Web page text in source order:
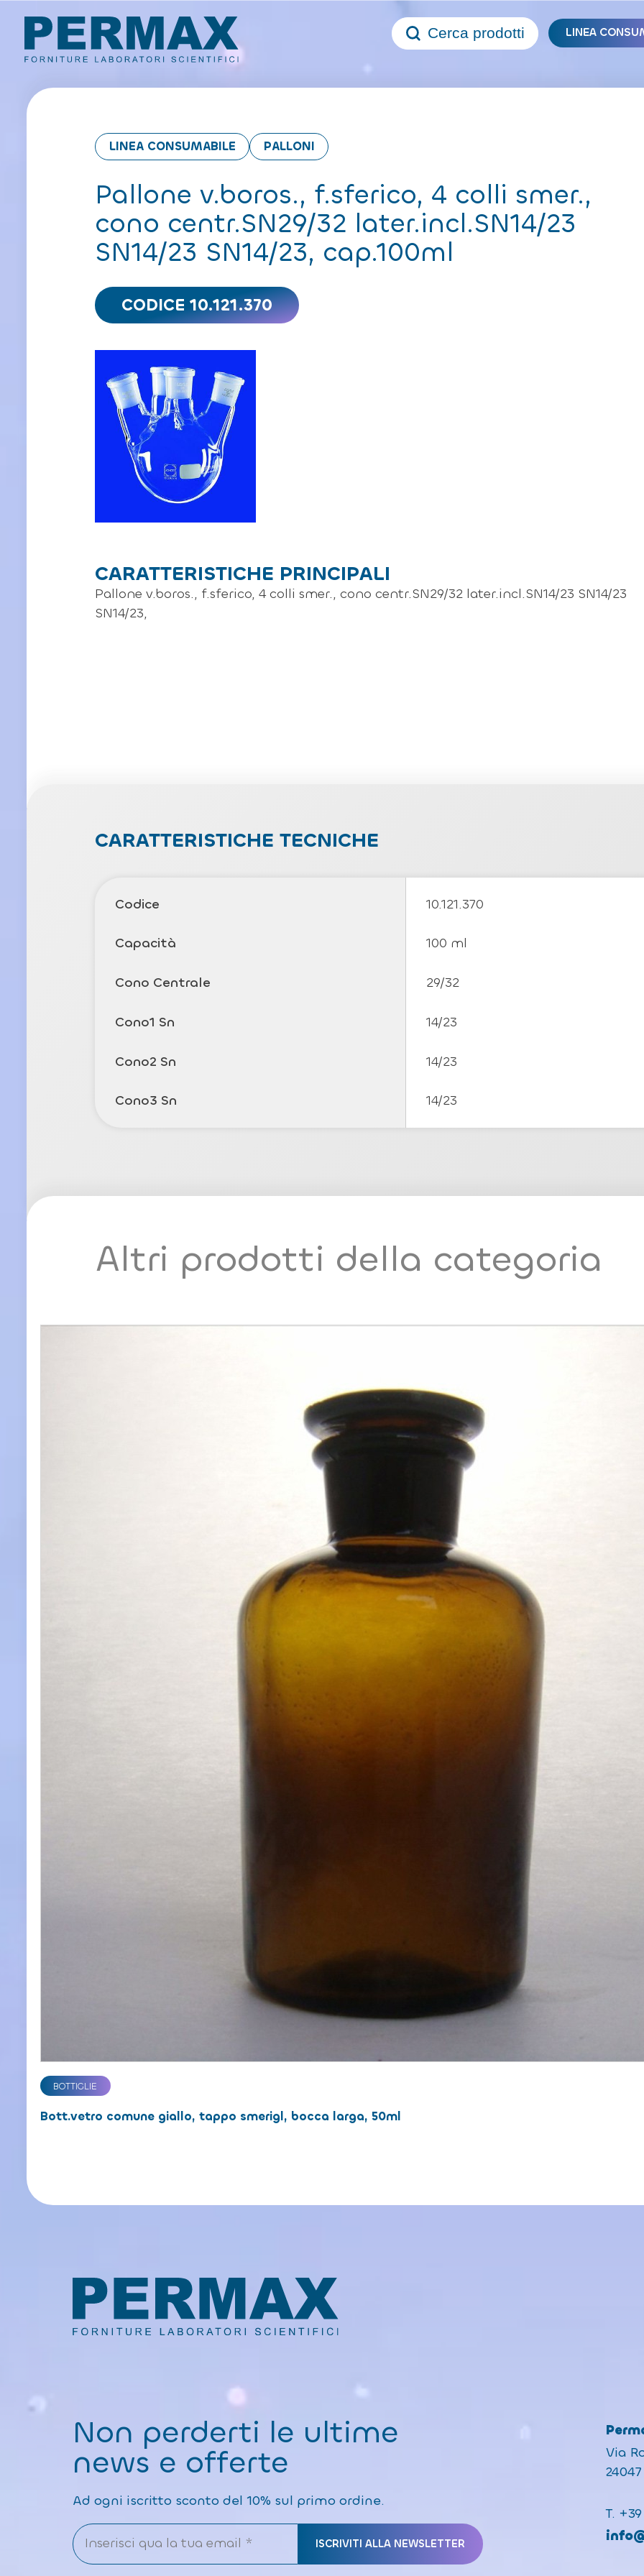
Cerca prodotti LINEA
LINEA CONSUMABILE PALLONI
Pallone v.boros., f.sferico, 4 colli smer.,
cono centr.SN29/32 later.incl.SN14/23
SN14/23 SN14/23, cap.100ml
CODICE 10.121.370
CARATTERISTICHE PRINCIPALI
Pallone v.boros., f.sferico, 4 colli smer., cono centr.SN29/32 later.incl.SN14/23 SN14/23
SN14/23,
CARATTERISTICHE TECNICHE
Codice 10.121.370
Capacità 100 ml
Cono Centrale 29/32
Cono1 Sn 14/23
Cono2 Sn 14/23
Cono3 Sn 14/23
Altri prodotti della categoria
BOTTIGLIE
Bott.vetro comune giallo, tappo smerigl, bocca larga, 50ml
Non perderti le ultime
news e offerte
Ad ogni iscritto sconto del 10% sul primo ordine.
Via
T.